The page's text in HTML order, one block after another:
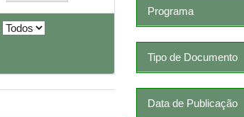
Programa
Tipo de Documento
Data de Publicação